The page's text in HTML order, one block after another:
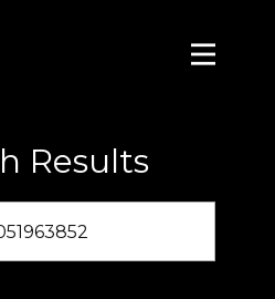
Results